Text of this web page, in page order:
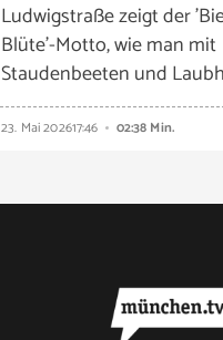
Ludwigstraße zeigt der
Blüte'-Motto, wie man mit
Staudenbeeten und
23. Mai 202617:46 02:38 Min.